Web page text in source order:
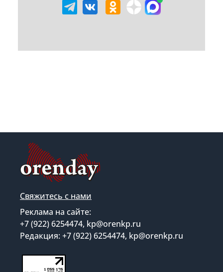
Свяжитесь с нами
Реклама на сайте:
+7 (922) 6254474, kp@orenkp.ru
Редакция: +7 (922) 6254474, kp@orenkp.ru